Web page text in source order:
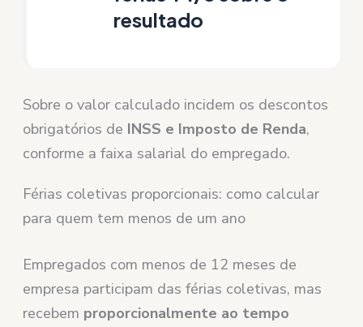
resultado
Sobre o valor calculado incidem os descontos
obrigatórios de INSS e Imposto de Renda,
conforme a faixa salarial do empregado.
Férias coletivas proporcionais: como calcular
para quem tem menos de um ano
Empregados com menos de 12 meses de
empresa participam das férias coletivas, mas
recebem proporcionalmente ao tempo